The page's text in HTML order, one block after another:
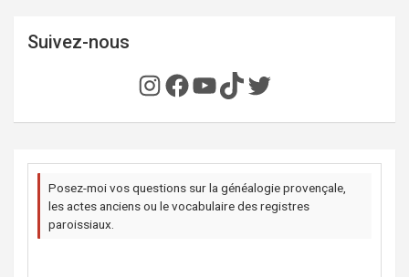
Suivez-nous
Instagram
Facebook
YouTube
TikTok
Twitter
Posez-moi vos questions sur la généalogie provençale,
les actes anciens ou le vocabulaire des registres
paroissiaux.